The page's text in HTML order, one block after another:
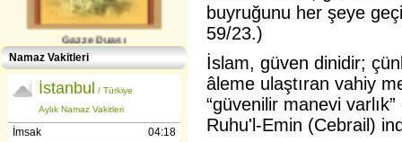
Gazze Duası
Namaz Vakitleri
buyruğunu her şeye
59/23.)
İslam, güven dinidir;
âleme ulaştıran vahiy
“güvenilir manevi
Ruhu'l-Emin (Cebrail)